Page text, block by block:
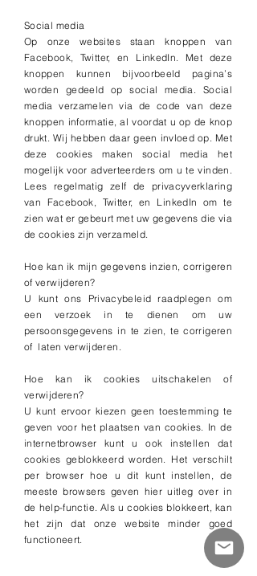
Social media
Op onze websites staan knoppen van
Facebook, Twitter, en LinkedIn. Met deze
knoppen kunnen bijvoorbeeld pagina’s
worden gedeeld op social media. Social
media verzamelen via de code van deze
knoppen informatie, al voordat u op de knop
drukt. Wij hebben daar geen invloed op. Met
deze cookies maken social media het
mogelijk voor adverteerders om u te vinden.
Lees regelmatig zelf de privacyverklaring
van Facebook, Twitter, en LinkedIn om te
zien wat er gebeurt met uw gegevens die via
de cookies zijn verzameld.
Hoe kan ik mijn gegevens inzien, corrigeren
of verwijderen?
U kunt ons Privacybeleid raadplegen om
een verzoek in te dienen om uw
persoonsgegevens in te zien, te corrigeren
of laten verwijderen.
Hoe kan ik cookies uitschakelen of
verwijderen?
U kunt ervoor kiezen geen toestemming te
geven voor het plaatsen van cookies. In de
internetbrowser kunt u ook instellen dat
cookies geblokkeerd worden. Het verschilt
per browser hoe u dit kunt instellen, de
meeste browsers geven hier uitleg over in
de help-functie. Als u cookies blokkeert, kan
het zijn dat onze website minder goed
functioneert.